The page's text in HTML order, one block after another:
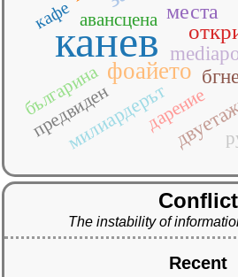
канев
фоайето
места
милиардерът
авансцена
българина дарение
предвиден
кафе
Conflict
The instability of
Recent